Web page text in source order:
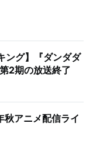
ング】『ダンダダ
2期の放送終了
アニメ配信ライ